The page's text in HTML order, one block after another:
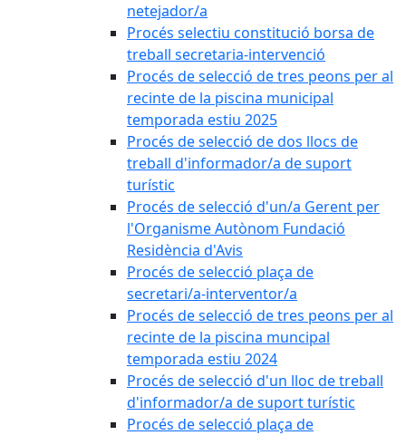
netejador/a
Procés selectiu constitució borsa de
treball secretaria-intervenció
Procés de selecció de tres peons per al
recinte de la piscina municipal
temporada estiu 2025
Procés de selecció de dos llocs de
treball d'informador/a de suport
turístic
Procés de selecció d'un/a Gerent per
l'Organisme Autònom Fundació
Residència d'Avis
Procés de selecció plaça de
secretari/a-interventor/a
Procés de selecció de tres peons per al
recinte de la piscina muncipal
temporada estiu 2024
Procés de selecció d'un lloc de treball
d'informador/a de suport turístic
Procés de selecció plaça de